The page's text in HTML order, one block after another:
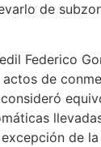
de
Federico
de
de